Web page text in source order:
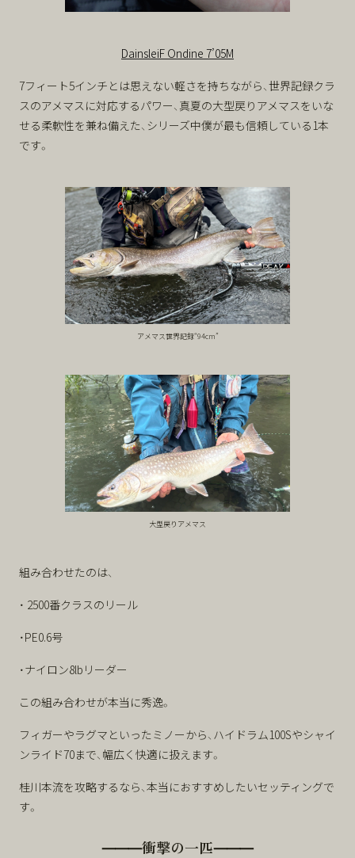
DainsleiF Ondine 7’05M
7フィート5インチとは思えない軽さを持ちながら、世界記録クラ
スのアメマスに対応するパワー、真夏の大型戻りアメマスをいな
せる柔軟性を兼ね備えた、シリーズ中僕が最も信頼している1本
です。
アメマス世界記録“94cm”
大型戻りアメマス
組み合わせたのは、
・ 2500番クラスのリール
・PE0.6号
・ナイロン8lbリーダー
この組み合わせが本当に秀逸。
フィガーやラグマといったミノーから、ハイドラム100Sやシャイ
ンライド70まで、幅広く快適に扱えます。
桂川本流を攻略するなら、本当におすすめしたいセッティングで
す。
⸻衝撃の一匹⸻